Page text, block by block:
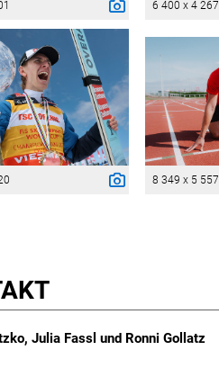
6 400 x 4 267
8 349 x 5 557
Julia Fassl und Ronni Gollatz